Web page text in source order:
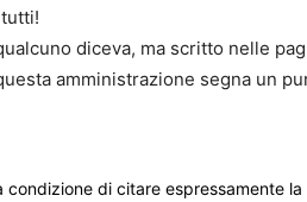
diceva, ma scritto nelle
amministrazione segna un
di citare espressamente